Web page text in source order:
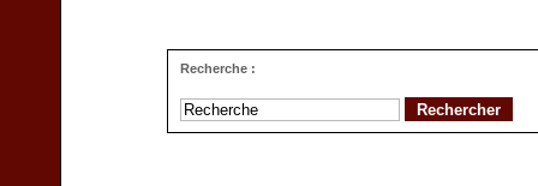
Recherche :